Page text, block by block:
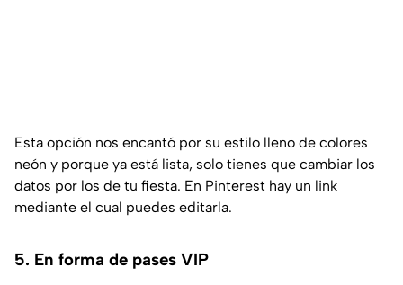
Esta opción nos encantó por su estilo lleno de colores
neón y porque ya está lista, solo tienes que cambiar los
datos por los de tu fiesta. En Pinterest hay un link
mediante el cual puedes editarla.
5. En forma de pases VIP